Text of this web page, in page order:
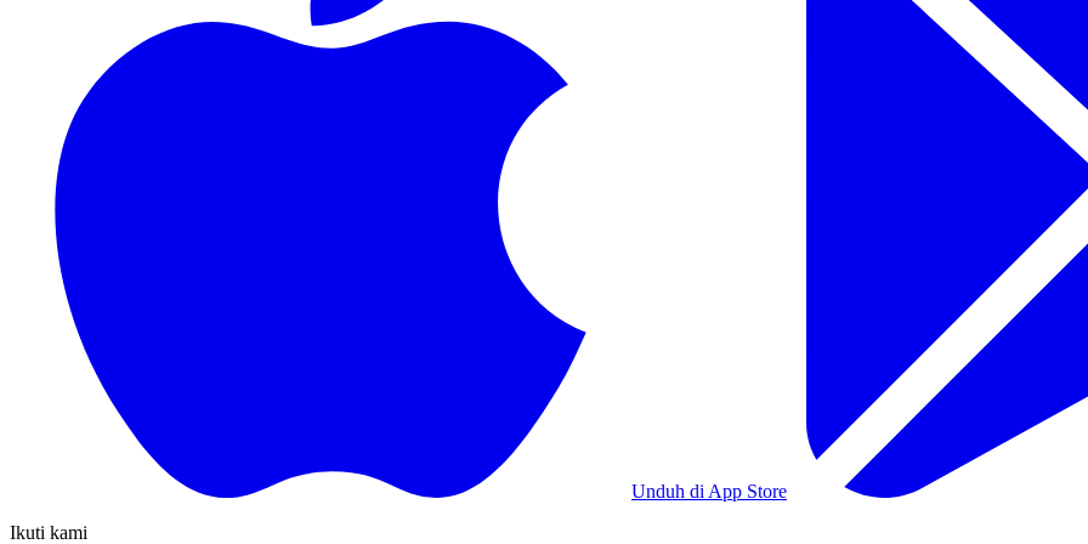
Unduh di App Store
Ikuti kami